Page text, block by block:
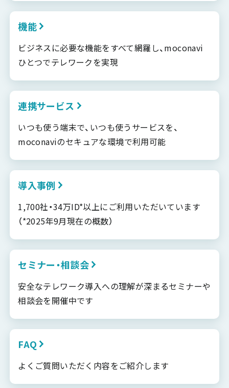
機能
ビジネスに必要な機能をすべて網羅し、moconavi
ひとつでテレワークを実現
連携サービス
いつも使う端末で、いつも使うサービスを、
moconaviのセキュアな環境で利用可能
導入事例
1,700社・34万ID*以上にご利用いただいています
（*2025年9月現在の概数）
セミナー・相談会
安全なテレワーク導入への理解が深まるセミナーや
相談会を開催中です
FAQ
よくご質問いただく内容をご紹介します